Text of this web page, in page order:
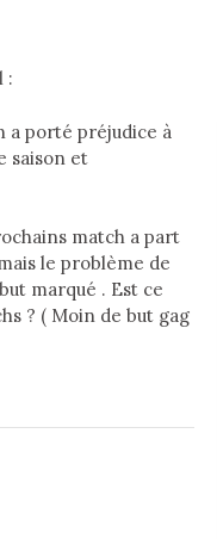
:
a porté préjudice à
saison et
match a part
le problème de
marqué . Est ce
? ( Moin de but gag